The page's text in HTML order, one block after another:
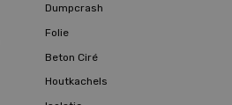
Dumpcrash
Folie
Beton Ciré
Houtkachels